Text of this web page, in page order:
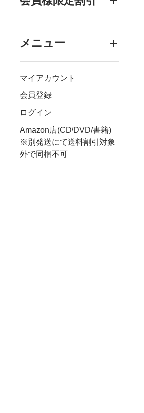
メニュー
マイアカウント
会員登録
ログイン
Amazon店(CD/DVD/書籍)
※別発送にて送料割引対象
外で同梱不可